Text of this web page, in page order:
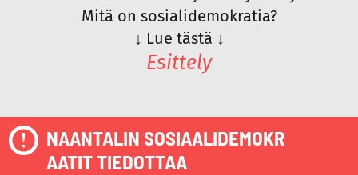
Mitä on sosialidemokratia?
↓ Lue tästä ↓
Esittely
NAANTALIN SOSIAALIDEMOKR
AATIT TIEDOTTAA